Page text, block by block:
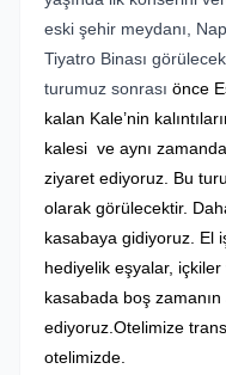
eski şehir meydanı,
Tiyatro Binası
turumuz sonrası önce
kalan Kale’nin
kalesi ve aynı
ziyaret ediyoruz. Bu
olarak görülecektir.
kasabaya gidiyoruz. El
hediyelik eşyalar,
kasabada boş
ediyoruz.Otelimize
otelimizde.